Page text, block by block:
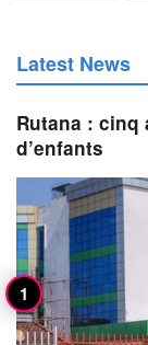
Latest News
Rutana :
d’enfants